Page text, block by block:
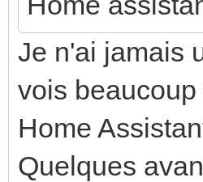
Je n'ai jamais
vois
Home
Quelques